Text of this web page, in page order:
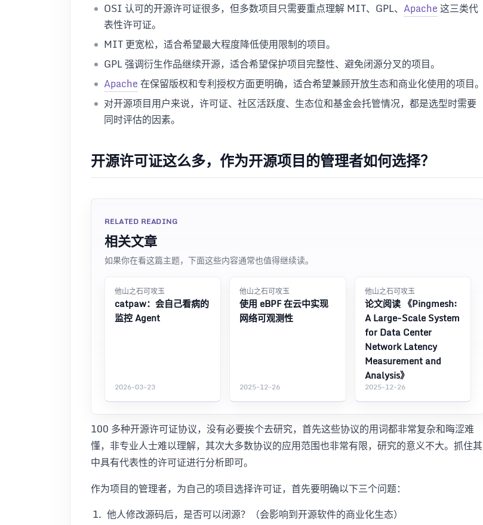
OSI 认可的开源许可证很多，但多数项目只需要重点理解 MIT、GPL、 Apache这三类代
表性许可证。
MIT 更宽松，适合希望最大程度降低使用限制的项目。
GPL 强调衍生作品继续开源，适合希望保护项目完整性、避免闭源分叉的项目。
Apache在保留版权和专利授权方面更明确，适合希望兼顾开放生态和商业化使用的项目。
对开源项目用户来说，许可证、社区活跃度、生态位和基金会托管情况，都是选型时需要
同时评估的因素。
开源许可证这么多，作为开源项目的管理者如何选择？
RELATED READING
相关文章
如果你在看这篇主题，下面这些内容通常也值得继续读。
他山之石可攻玉
catpaw：会自己看病的
监控 Agent
2026-03-23
他山之石可攻玉
使用 eBPF 在云中实现
网络可观测性
2025-12-26
他山之石可攻玉
论文阅读 《Pingmesh:
A Large-Scale System
for Data Center
Network Latency
Measurement and
Analysis》
2025-12-26
100 多种开源许可证协议，没有必要挨个去研究，首先这些协议的用词都非常复杂和晦涩难
懂，非专业人士难以理解，其次大多数协议的应用范围也非常有限，研究的意义不大。抓住其
中具有代表性的许可证进行分析即可。
作为项目的管理者，为自己的项目选择许可证，首先要明确以下三个问题：
他人修改源码后，是否可以闭源？（会影响到开源软件的商业化生态）